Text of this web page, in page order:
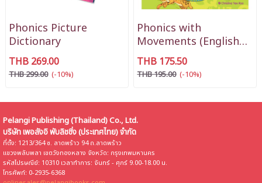
Phonics Picture
Dictionary
THB 269.00
THB 299.00 (-10%)
Phonics with
Movements (English
Version)
THB 175.50
THB 195.00 (-10%)
Pelangi Publishing (Thailand) Co., Ltd.
บริษัท เพอลังอิ พับลิชชิ่ง (ประเทศไทย) จำกัด
ที่ตั้ง: 1213/364 ซ. ลาดพร้าว 94 ถ.ลาดพร้าว
แขวงพลับพลา เขตวังทองหลาง จังหวัด: กรุงเทพมหานคร
รหัสไปรษณีย์: 10310 เวลาทำการ: จันทร์ - ศุกร์ 9.00-18.00 น.
โทรศัพท์: 0-2935-6368